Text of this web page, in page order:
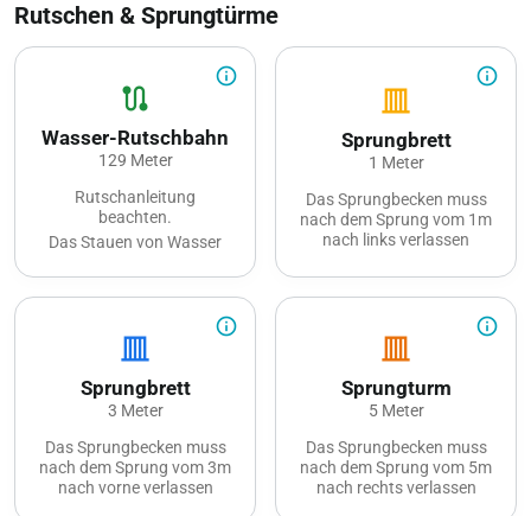
Rutschen & Sprungtürme
info_outline
route
Wasser-Rutschbahn
129 Meter
Rutschanleitung
beachten.
Das Stauen von Wasser
sind verboten.
den Rutschenden muss
Ampelsystem.
Das Landebecken ist nach
der Benützung der
verlassen.
Das Stehenbleiben oder
Hochgehen der
info_outline
vertical_shades_closed
Sprungbrett
1 Meter
Das Sprungbecken muss
nach dem Sprung vom 1m
nach links verlassen
Schwimmhilfen nicht
benutzt werden.
Der Aufenthalt unter den
Sprungbrettern sowie das
die Sprungbretter stellt
eine Gefahr dar und ist
daher untersagt
info_outline
vertical_shades_closed
Sprungbrett
3 Meter
Das Sprungbecken muss
nach dem Sprung vom 3m
nach vorne verlassen
info_outline
vertical_shades_closed
Sprungturm
5 Meter
Das Sprungbecken muss
nach dem Sprung vom 5m
nach rechts verlassen